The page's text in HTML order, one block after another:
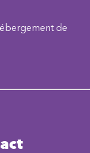
de